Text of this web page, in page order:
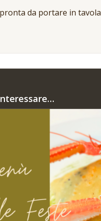
da portare in tavola